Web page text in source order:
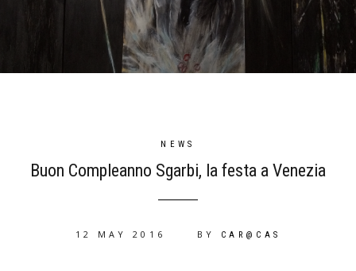
NEWS
Buon Compleanno Sgarbi, la festa a Venezia
12 MAY 2016 BY CAR@CAS